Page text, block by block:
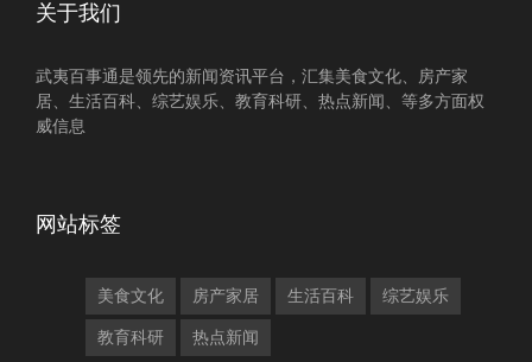
关于我们
武夷百事通是领先的新闻资讯平台，汇集美食文化、房产家
居、生活百科、综艺娱乐、教育科研、热点新闻、等多方面权
威信息
网站标签
美食文化 房产家居 生活百科 综艺娱乐
教育科研 热点新闻